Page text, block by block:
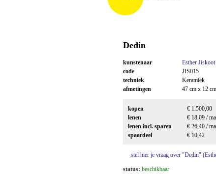
Dedin
kunstenaar
Esther Jiskoot
code
JIS015
techniek
Keramiek
afmetingen
47 cm x 12
kopen
€ 1.500,00
lenen
€ 18,09 /
lenen incl. sparen
€ 26,40 /
spaardeel
€ 10,42
stel hier je vraag over "Dedin"
status: beschikbaar